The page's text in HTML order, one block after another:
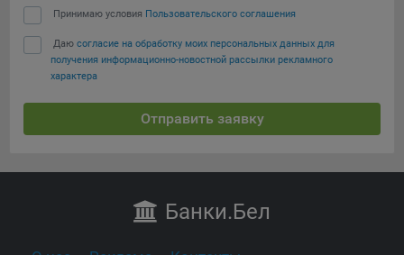
Принимаю условия Пользовательского соглашения
Даю согласие на обработку моих персональных данных для
получения информационно-новостной рассылки рекламного
характера
Отправить заявку
Банки.Бел